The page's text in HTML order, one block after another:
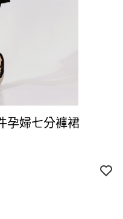
孕婦七分褲裙